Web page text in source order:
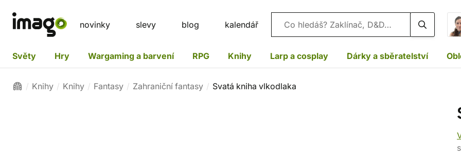
novinky slevy blog kalendář Vyhledávání
Světy Hry Wargaming a barvení RPG Knihy Larp a cosplay Dárky a sběratelství
Knihy Knihy Fantasy Zahraniční fantasy Svatá kniha vlkodlaka